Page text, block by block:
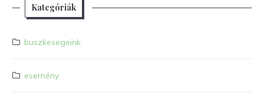
Kategóriák
buszkesegeink
esemény